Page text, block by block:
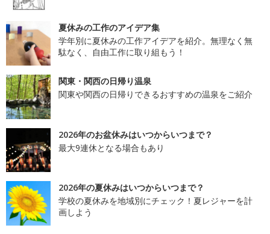
夏休みの工作のアイデア集
学年別に夏休みの工作アイデアを紹介。無理なく無
駄なく、自由工作に取り組もう！
関東・関西の日帰り温泉
関東や関西の日帰りできるおすすめの温泉をご紹介
2026年のお盆休みはいつからいつまで？
最大9連休となる場合もあり
2026年の夏休みはいつからいつまで？
学校の夏休みを地域別にチェック！夏レジャーを計
画しよう